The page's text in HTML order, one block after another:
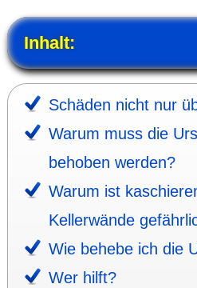
Inhalt:
Schäden nicht nur
Warum muss die
behoben werden?
Warum ist
Keller­wände
Wie behebe ich die
Wer hilft?